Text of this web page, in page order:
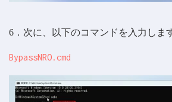
6．次に、以下のコマンドを入力しま
BypassNRO.cmd